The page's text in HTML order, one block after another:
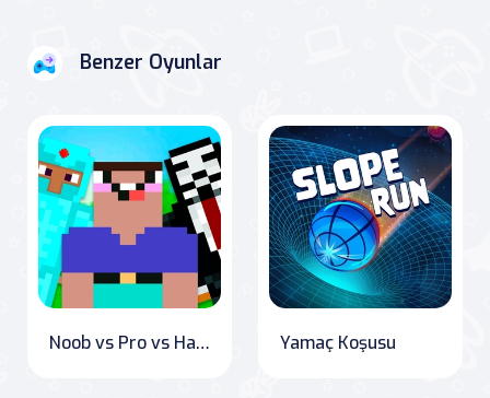
Benzer Oyunlar
Noob vs Pro vs Hacker vs God 1 Yamaç Koşusu